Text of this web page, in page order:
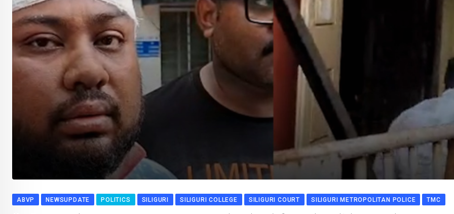
ABVP NEWSUPDATE POLITICS SILIGURI SILIGURI COLLEGE SILIGURI COURT SILIGURI METROPOLITAN POLICE TMC